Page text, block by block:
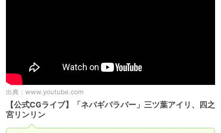
出典： www.youtube.com
【公式CGライブ】「ネバギバラバー」三ツ葉アイリ、四之
宮リンリン